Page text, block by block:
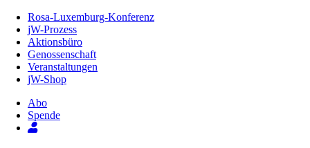
Inhalt
Seite
Rosa-Luxemburg-Konferenz
jW-Prozess
Aktionsbüro
Genossenschaft
Veranstaltungen
jW-Shop
Abo
Spende